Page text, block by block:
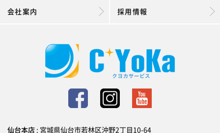
会社案内 採用情報
仙台本店 : 宮城県仙台市若林区沖野2丁目10-64